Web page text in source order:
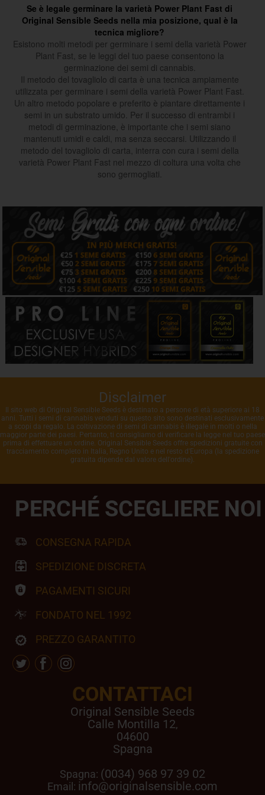
Se è legale germinare la varietà Power Plant Fast di
Original Sensible Seeds nella mia posizione, qual è la
tecnica migliore?
Esistono molti metodi per germinare i semi della varietà Power
Plant Fast, se le leggi del tuo paese consentono la
germinazione dei semi di cannabis.
Il metodo del tovagliolo di carta è una tecnica ampiamente
utilizzata per germinare i semi della varietà Power Plant Fast.
Un altro metodo popolare e preferito è piantare direttamente i
semi in un substrato umido. Per il successo di entrambi i
metodi di germinazione, è importante che i semi siano
mantenuti umidi e caldi, ma senza seccarsi. Utilizzando il
metodo del tovagliolo di carta, interra con cura i semi della
varietà Power Plant Fast nel mezzo di coltura una volta che
sono germogliati.
Disclaimer
Il sito web di Original Sensible Seeds è destinato a persone di età superiore ai 18
anni. Tutti i semi di cannabis venduti su questo sito sono destinati esclusivamente
a scopi da regalo. La coltivazione di semi di cannabis è illegale in molti o nella
maggior parte dei paesi. Pertanto, ti consigliamo di verificare la legge nel tuo paese
prima di effettuare un ordine. Original Sensible Seeds offre spedizioni gratuite con
tracciamento completo in Italia, Regno Unito e nel resto d'Europa (la spedizione
gratuita dipende dal valore dell'ordine).
CONTATTACI
Original Sensible Seeds
Calle Montilla 12,
04600
Spagna
Spagna: (0034) 968 97 39 02
Email: info@originalsensible.com
PERCHÉ SCEGLIERE NOI
CONSEGNA RAPIDA
SPEDIZIONE DISCRETA
PAGAMENTI SICURI
FONDATO NEL 1992
PREZZO GARANTITO